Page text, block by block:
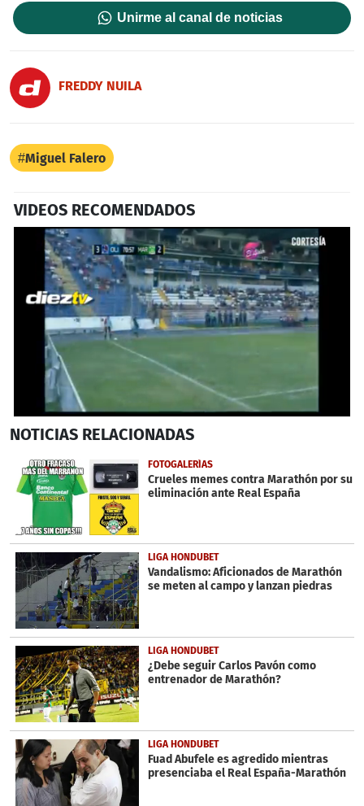
Unirme al canal de noticias
FREDDY NUILA
Miguel Falero
VIDEOS RECOMENDADOS
seconds
seconds
NOTICIAS RELACIONADAS
FOTOGALERÍAS
Crueles memes contra Marathón por su
eliminación ante Real España
LIGA HONDUBET
Vandalismo: Aficionados de Marathón
se meten al campo y lanzan piedras
LIGA HONDUBET
¿Debe seguir Carlos Pavón como
entrenador de Marathón?
LIGA HONDUBET
Fuad Abufele es agredido mientras
presenciaba el Real España-Marathón